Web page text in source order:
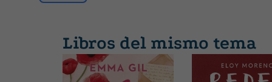
Libros del mismo tema